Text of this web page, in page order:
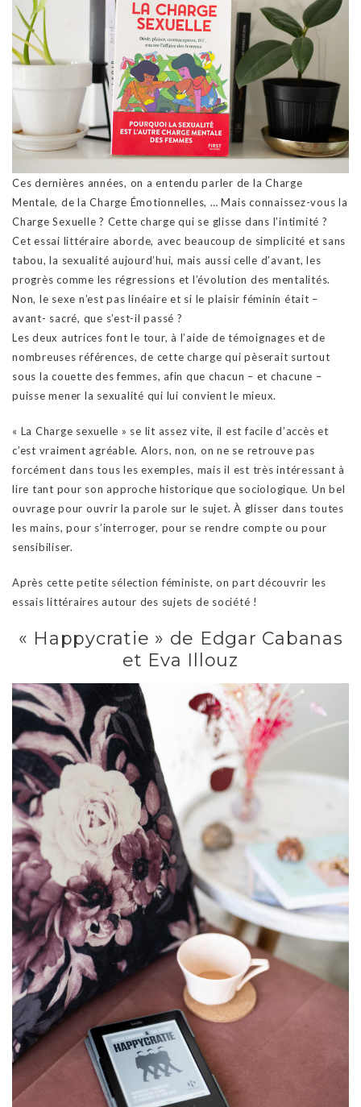
Ces dernières années, on a entendu parler de la Charge
Mentale, de la Charge Émotionnelles, … Mais connaissez-vous la
Charge Sexuelle ? Cette charge qui se glisse dans l’intimité ?
Cet essai littéraire aborde, avec beaucoup de simplicité et sans
tabou, la sexualité aujourd’hui, mais aussi celle d’avant, les
progrès comme les régressions et l’évolution des mentalités.
Non, le sexe n’est pas linéaire et si le plaisir féminin était –
avant- sacré, que s’est-il passé ?
Les deux autrices font le tour, à l’aide de témoignages et de
nombreuses références, de cette charge qui pèserait surtout
sous la couette des femmes, afin que chacun – et chacune –
puisse mener la sexualité qui lui convient le mieux.
« La Charge sexuelle » se lit assez vite, il est facile d’accès et
c’est vraiment agréable. Alors, non, on ne se retrouve pas
forcément dans tous les exemples, mais il est très intéressant à
lire tant pour son approche historique que sociologique. Un bel
ouvrage pour ouvrir la parole sur le sujet. À glisser dans toutes
les mains, pour s’interroger, pour se rendre compte ou pour
sensibiliser.
Après cette petite sélection féministe, on part découvrir les
essais littéraires autour des sujets de société !
« Happycratie » de Edgar Cabanas
et Eva Illouz